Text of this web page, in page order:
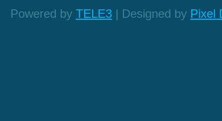
Powered by TELE3 | Designed by Pixel